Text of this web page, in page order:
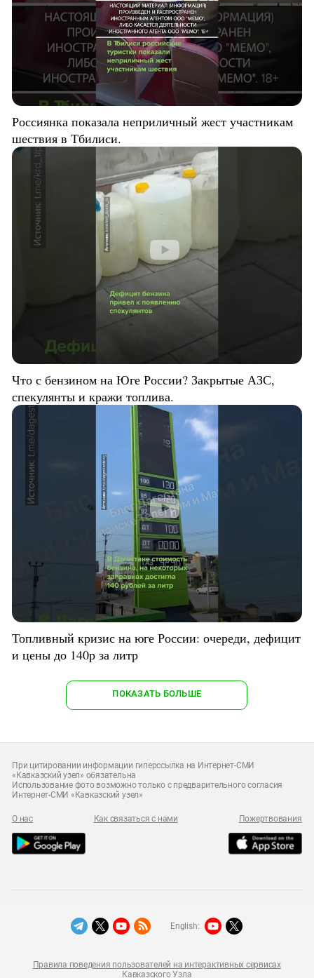
Россиянка показала неприличный жест участникам
шествия в Тбилиси.
Что с бензином на Юге России? Закрытые АЗС,
спекулянты и кражи топлива.
Топливный кризис на юге России: очереди, дефицит
и цены до 140р за литр
ПОКАЗАТЬ БОЛЬШЕ
При цитировании информации гиперссылка на Интернет-СМИ
«Кавказский узел» обязательна
Использование фото возможно только с предварительного согласия
Интернет-СМИ «Кавказский узел»
О нас Как связаться с нами Пожертвования
Правила поведения пользователей на интерактивных сервисах
Кавказского Узла
English: